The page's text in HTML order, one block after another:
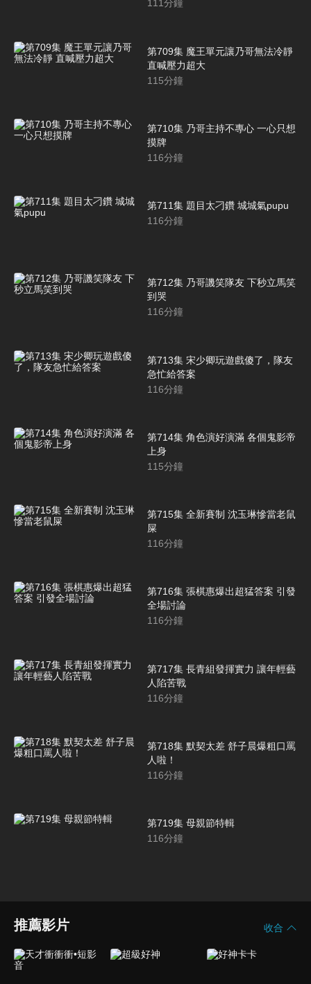
111分鐘
第709集 魔王單元讓乃哥無法冷靜
直喊壓力超大
115分鐘
第710集 乃哥主持不專心 一心只想
摸牌
116分鐘
第711集 題目太刁鑽 城城氣pupu
116分鐘
第712集 乃哥譏笑隊友 下秒立馬笑
到哭
116分鐘
第713集 宋少卿玩遊戲傻了，隊友
急忙給答案
116分鐘
第714集 角色演好演滿 各個鬼影帝
上身
115分鐘
第715集 全新賽制 沈玉琳慘當老鼠
屎
116分鐘
第716集 張棋惠爆出超猛答案 引發
全場討論
116分鐘
第717集 長青組發揮實力 讓年輕藝
人陷苦戰
116分鐘
第718集 默契太差 舒子晨爆粗口罵
人啦！
116分鐘
第719集 母親節特輯
116分鐘
推薦影片 收合